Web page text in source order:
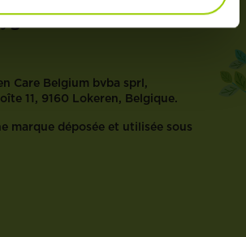
garden
Care Belgium bvba sprl,
11, 9160 Lokeren, Belgique.
marque déposée et utilisée sous